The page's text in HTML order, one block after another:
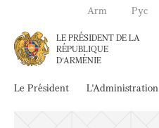
Arm Рус
LE PRÉSIDENT DE LA
RÉPUBLIQUE
D'ARMÉNIE
Le Président L'Administration